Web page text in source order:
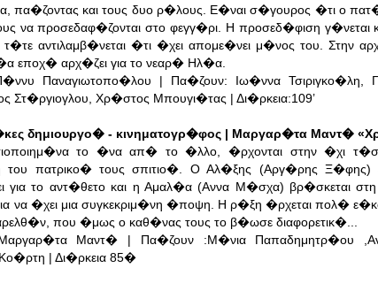
πα�ζοντας και τους δυο ρ�λους. Ε�ναι σ�γουρος �τι ο
να προσεδαφ�ζονται στο φεγγ�ρι. Η προσεδ�φιση
αντιλαμβ�νεται �τι �χει απομε�νει μ�νος του. Στην
εποχ� αρχ�ζει για το νεαρ� Ηλ�α.
Παναγιωτοπο�λου | Πα�ζουν: Ιω�ννα Τσιριγκο�λη,
Στ�ργιογλου, Χρ�στος Μπουγι�τας |
δημιουργο� - κινηματογρ�φος | Μαργαρ�τα Μαντ�
το �να απ� το �λλο, �ρχονται στην �χι
πατρικο� τους σπιτιο�. Ο Αλ�ξης (Αργ�ρης Ξ�φης)
για το αντ�θετο και η Αμαλ�α (Αννα Μ�σχα) βρ�σκεται
να �χει μια συγκεκριμ�νη �ποψη. Η ρ�ξη �ρχεται πολ�
που �μως ο καθ�νας τους το β�ωσε διαφορετικ�...
Μαντ� | Πα�ζουν :Μ�νια Παπαδημητρ�ου
| Δι�ρκεια 85�